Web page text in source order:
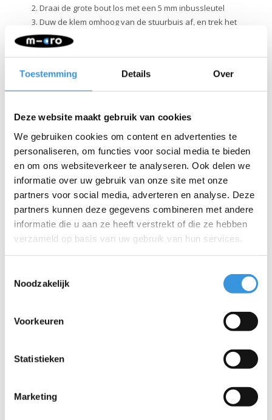
Toestemming Details Over
Deze website maakt gebruik van cookies
We gebruiken cookies om content en advertenties te
personaliseren, om functies voor social media te bieden
en om ons websiteverkeer te analyseren. Ook delen we
informatie over uw gebruik van onze site met onze
partners voor social media, adverteren en analyse. Deze
partners kunnen deze gegevens combineren met andere
informatie die u aan ze heeft verstrekt of die ze hebben
verzameld op basis van uw gebruik van hun services.
Noodzakelijk
Voorkeuren
Statistieken
Marketing
Draai de grote bout los met een 5 mm inbussleutel
Duw de klem omhoog van de stuurbuis af, en trek het
bovendeel van het stuur eruit
Schuif vervolgens de buislamp op de onderste stuurbuis en lijn
daarna het bovenstuur terug in omgekeerde volgorde. Zorg dat
de klem strak genoeg staat, zodat het stuur op elke hoogte kan
V: Heb ik batterijen nodig?
A: De LED tube heeft 2 x AAA-batterijen nodig. Om de batterijen te
plaatsen, draait je de kleine schroef aan de achterkant van de
buis los en til je het uiteinde van het deksel van het batterijvak op
om de batterijen te plaatsen. Sluit het deksel, draai de schroef
vast en zet het licht aan door op de blauwe vierkante knop aan
de achterkant van de buis te drukken.